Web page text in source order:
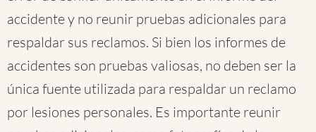
accidente y no reunir pruebas adicionales para
respaldar sus reclamos. Si bien los informes de
accidentes son pruebas valiosas, no deben ser la
única fuente utilizada para respaldar un reclamo
por lesiones personales. Es importante reunir